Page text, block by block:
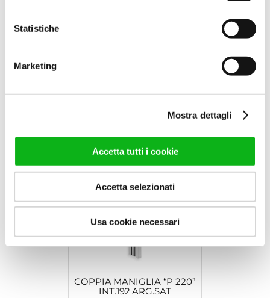
Statistiche
Marketing
Mostra dettagli
Accetta tutti i cookie
Accetta selezionati
Usa cookie necessari
(IVA escl.)
58,56€(IVA incl.)
COPPIA MANIGLIA “P 220”
INT.192 ARG.SAT